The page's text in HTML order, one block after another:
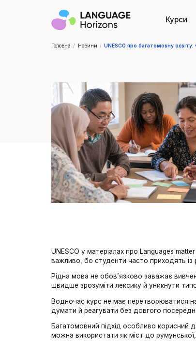
Курси
Головна / Новини / UNESCO про багатомовну
UNESCO у матеріалах про Languages
важливо, бо студенти часто приходять із
Рідна мова не обов’язково заважає
швидше зрозуміти лексику й уникнути
Водночас курс не має перетворюватися
думати й реагувати без довгого
Багатомовний підхід особливо корисний
можна використати як міст до румунської,